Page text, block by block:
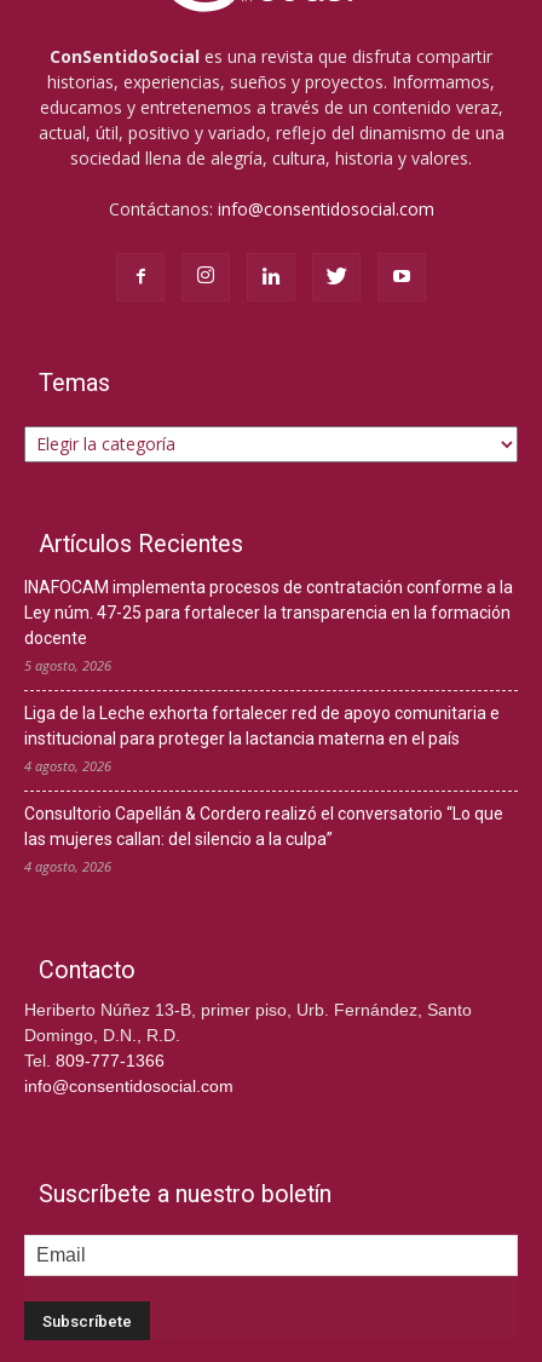
ConSentidoSocial es una revista que disfruta compartir
historias, experiencias, sueños y proyectos. Informamos,
educamos y entretenemos a través de un contenido veraz,
actual, útil, positivo y variado, reflejo del dinamismo de una
sociedad llena de alegría, cultura, historia y valores.
Contáctanos: info@consentidosocial.com
Temas
Temas
Artículos Recientes
INAFOCAM implementa procesos de contratación conforme a la
Ley núm. 47-25 para fortalecer la transparencia en la formación
docente
5 agosto, 2026
Liga de la Leche exhorta fortalecer red de apoyo comunitaria e
institucional para proteger la lactancia materna en el país
4 agosto, 2026
Consultorio Capellán & Cordero realizó el conversatorio “Lo que
las mujeres callan: del silencio a la culpa”
4 agosto, 2026
Contacto
Heriberto Núñez 13-B, primer piso, Urb. Fernández, Santo
Domingo, D.N., R.D.
Tel. 809-777-1366
info@consentidosocial.com
Suscríbete a nuestro boletín